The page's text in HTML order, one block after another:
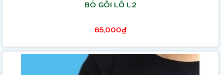
BÓ GỐI LỖ L2
65,000₫